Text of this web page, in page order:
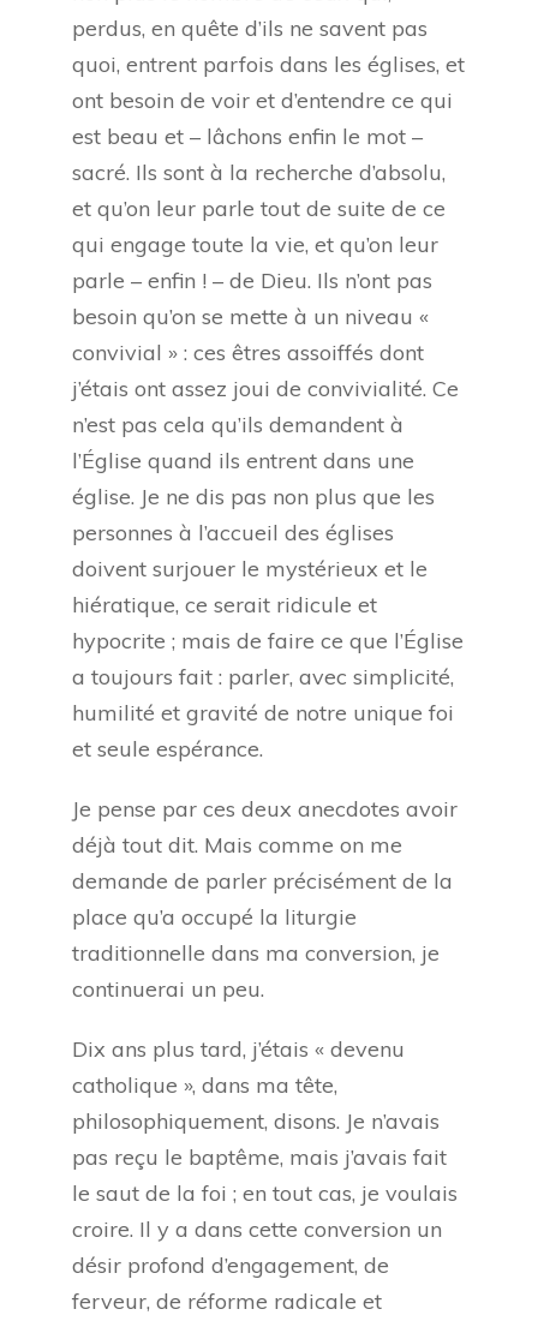
perdus, en quête d’ils ne savent pas
quoi, entrent parfois dans les églises, et
ont besoin de voir et d’entendre ce qui
est beau et – lâchons enfin le mot –
sacré. Ils sont à la recherche d’absolu,
et qu’on leur parle tout de suite de ce
qui engage toute la vie, et qu’on leur
parle – enfin ! – de Dieu. Ils n’ont pas
besoin qu’on se mette à un niveau «
convivial » : ces êtres assoiffés dont
j’étais ont assez joui de convivialité. Ce
n’est pas cela qu’ils demandent à
l’Église quand ils entrent dans une
église. Je ne dis pas non plus que les
personnes à l’accueil des églises
doivent surjouer le mystérieux et le
hiératique, ce serait ridicule et
hypocrite ; mais de faire ce que l’Église
a toujours fait : parler, avec simplicité,
humilité et gravité de notre unique foi
et seule espérance.
Je pense par ces deux anecdotes avoir
déjà tout dit. Mais comme on me
demande de parler précisément de la
place qu’a occupé la liturgie
traditionnelle dans ma conversion, je
continuerai un peu.
Dix ans plus tard, j’étais « devenu
catholique », dans ma tête,
philosophiquement, disons. Je n’avais
pas reçu le baptême, mais j’avais fait
le saut de la foi ; en tout cas, je voulais
croire. Il y a dans cette conversion un
désir profond d’engagement, de
ferveur, de réforme radicale et